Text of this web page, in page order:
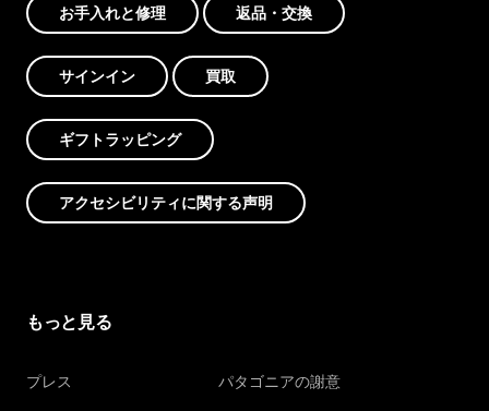
お手入れと修理 返品・交換
サインイン 買取
ギフトラッピング
アクセシビリティに関する声明
もっと見る
プレス パタゴニアの謝意